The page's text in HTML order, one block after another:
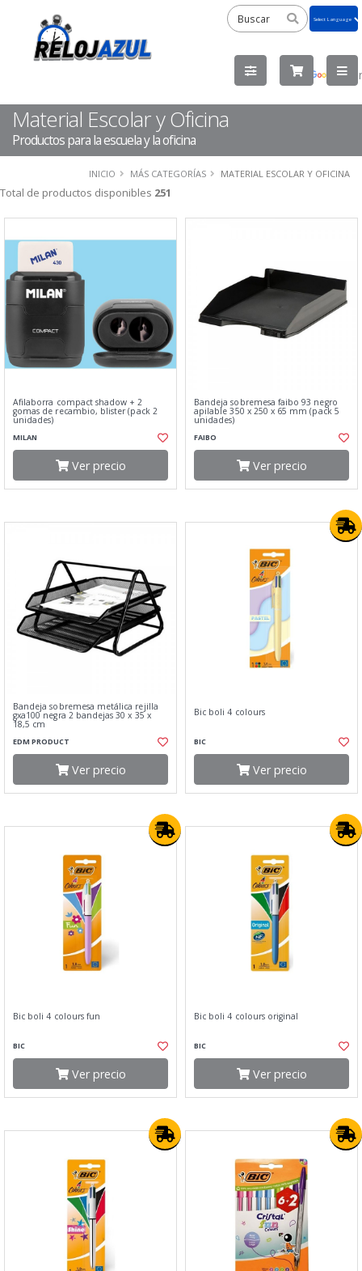
by
Material Escolar y Oficina
Productos para la escuela y la oficina
INICIO MÁS CATEGORÍAS MATERIAL ESCOLAR Y OFICINA
Total de productos disponibles 251
Afilaborra compact shadow + 2
gomas de recambio, blister (pack 2
unidades)
MILAN
Ver precio
Bandeja sobremesa faibo 93 negro
apilable 350 x 250 x 65 mm (pack 5
unidades)
FAIBO
Ver precio
Bandeja sobremesa metálica rejilla
gxa100 negra 2 bandejas 30 x 35 x
18,5 cm
EDM PRODUCT
Ver precio
Bic boli 4 colours
BIC
Ver precio
Bic boli 4 colours fun
BIC
Ver precio
Bic boli 4 colours original
BIC
Ver precio